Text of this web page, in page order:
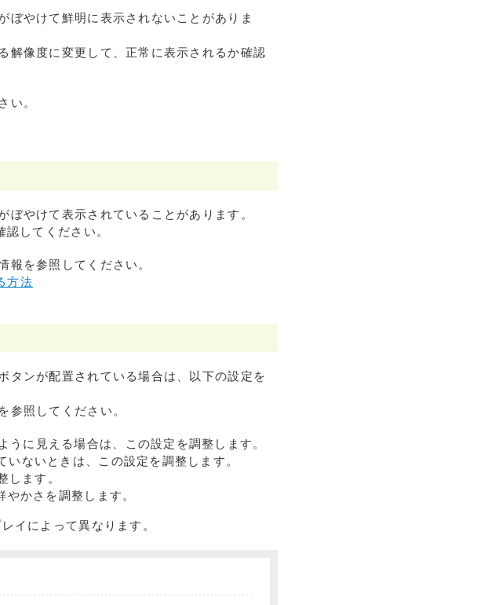
ぼやけて鮮明に表示されないことがありま
解像度に変更して、正常に表示されるか確認
い。
やけて表示されていることがあります。
してください。
報を参照してください。
方法
タンが配置されている場合は、以下の設定を
参照してください。
うに見える場合は、この設定を調整します。
いないときは、この設定を調整します。
します。
やかさを調整します。
イによって異なります。